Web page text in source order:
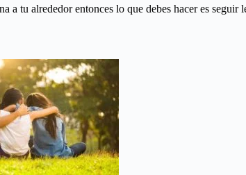
a tu alrededor entonces lo que debes hacer es